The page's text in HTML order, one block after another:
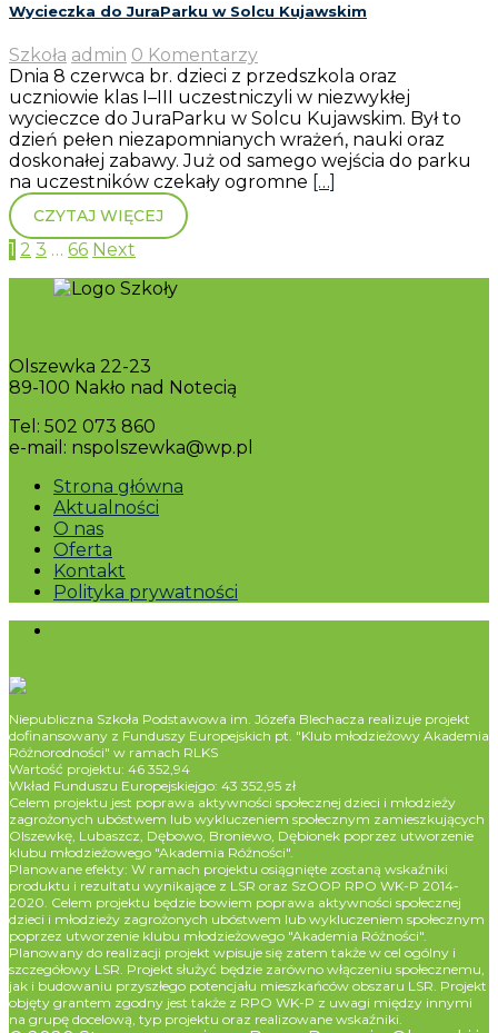
Wycieczka do JuraParku w Solcu Kujawskim
Szkoła admin 0 Komentarzy
Dnia 8 czerwca br. dzieci z przedszkola oraz
uczniowie klas I–III uczestniczyli w niezwykłej
wycieczce do JuraParku w Solcu Kujawskim. Był to
dzień pełen niezapomnianych wrażeń, nauki oraz
doskonałej zabawy. Już od samego wejścia do parku
na uczestników czekały ogromne […]
CZYTAJ WIĘCEJ
1 2 3 … 66 Next
Olszewka 22-23
89-100 Nakło nad Notecią
Tel: 502 073 860
e-mail: nspolszewka@wp.pl
Strona główna
Aktualności
O nas
Oferta
Kontakt
Polityka prywatności
Niepubliczna Szkoła Podstawowa im. Józefa Blechacza realizuje projekt
dofinansowany z Funduszy Europejskich pt. "Klub młodzieżowy Akademia
Różnorodności" w ramach RLKS
Wartość projektu: 46 352,94
Wkład Funduszu Europejskiejgo: 43 352,95 zł
Celem projektu jest poprawa aktywności społecznej dzieci i młodzieży
zagrożonych ubóstwem lub wykluczeniem społecznym zamieszkujących
Olszewkę, Lubaszcz, Dębowo, Broniewo, Dębionek poprzez utworzenie
klubu młodzieżowego "Akademia Różności".
Planowane efekty: W ramach projektu osiągnięte zostaną wskaźniki
produktu i rezultatu wynikające z LSR oraz SzOOP RPO WK-P 2014-
2020. Celem projektu będzie bowiem poprawa aktywności społecznej
dzieci i młodzieży zagrożonych ubóstwem lub wykluczeniem społecznym
poprzez utworzenie klubu młodzieżowego "Akademia Różności".
Planowany do realizacji projekt wpisuje się zatem także w cel ogólny i
szczegółowy LSR. Projekt służyć będzie zarówno włączeniu społecznemu,
jak i budowaniu przyszłego potencjału mieszkańców obszaru LSR. Projekt
objęty grantem zgodny jest także z RPO WK-P z uwagi między innymi
na grupę docelową, typ projektu oraz realizowane wskaźniki.